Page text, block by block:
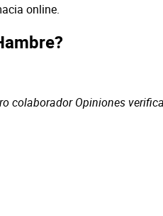
online.
colaborador Opiniones